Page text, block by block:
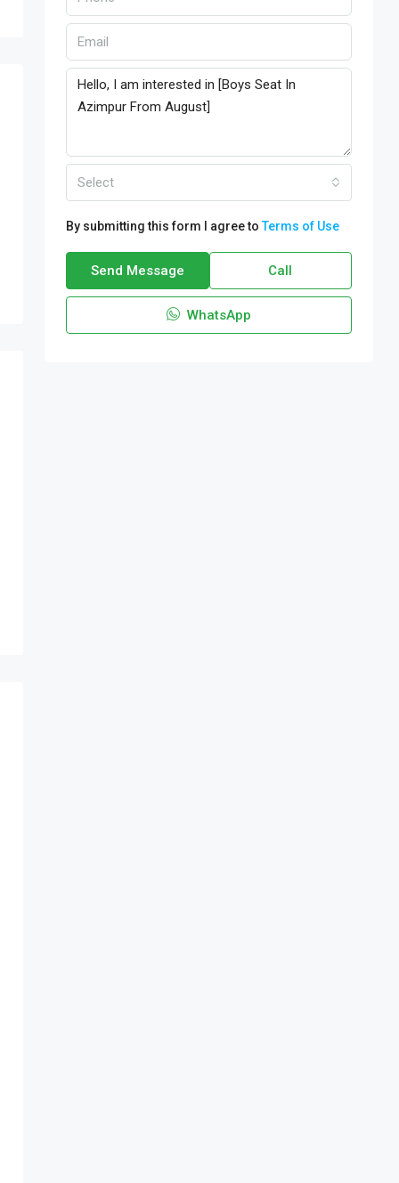
Select
By submitting this form I agree toTerms of Use
Send Message Call
WhatsApp